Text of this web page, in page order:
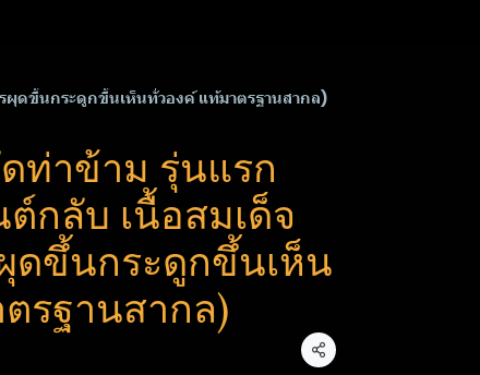
ดขึ้นกระดูกขึ้นเห็นทั่วองค์ แท้มาตรฐาน​สากล)
ท่าข้าม รุ่นแรก
กลับ เนื้อสมเด็จ
ดขึ้นกระดูกขึ้นเห็น
รฐาน​สากล)
แชร์